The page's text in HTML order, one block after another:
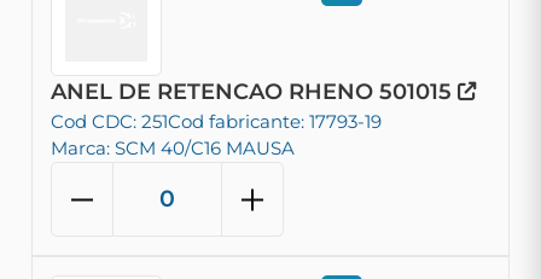
ANEL DE RETENCAO RHENO 501015
Cod CDC: 251Cod fabricante: 17793-19
Marca: SCM 40/C16 MAUSA